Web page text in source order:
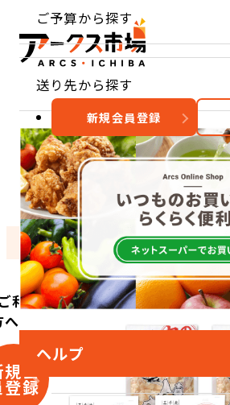
ご予算から探す
送り先から探す
ヘルプ
新規会員登録
おすすめ 特集
利用
へ
会
登録